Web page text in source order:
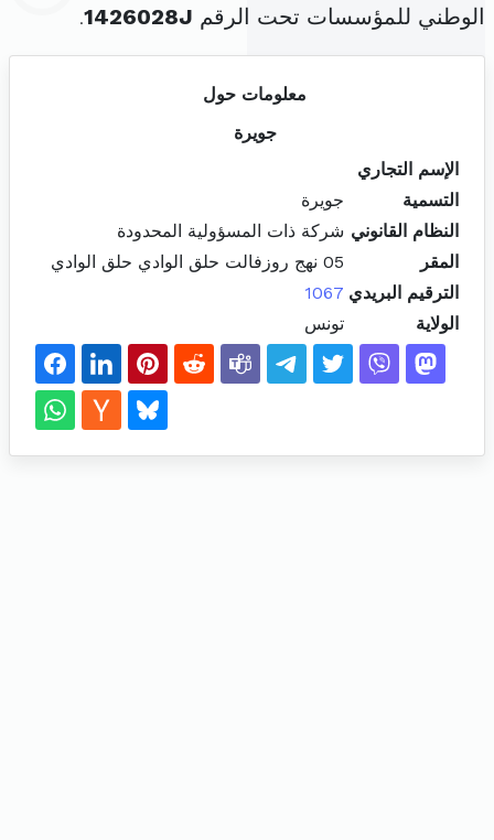
الوطني للمؤسسات تحت الرقم 1426028J
.
معلومات حول
جويرة
الإسم التجاري
التسمية
جويرة
النظام القانوني شركة ذات المسؤولية المحدودة
المقر
05 نهج روزفالت حلق الوادي حلق الوادي
الترقيم البريدي 1067
الولاية
تونس